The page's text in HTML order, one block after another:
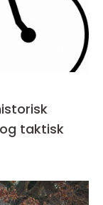
taktisk